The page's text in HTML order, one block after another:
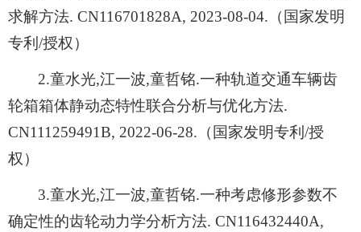
求解方法. CN116701828A, 2023-08-04.（国家发明
专利/授权）
2.童水光,江一波,童哲铭.一种轨道交通车辆齿
轮箱箱体静动态特性联合分析与优化方法.
CN111259491B, 2022-06-28.（国家发明专利/授
权）
3.童水光,江一波,童哲铭.一种考虑修形参数不
确定性的齿轮动力学分析方法. CN116432440A,